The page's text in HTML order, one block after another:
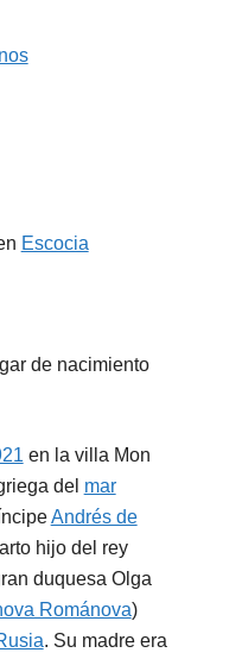
Escocia
de nacimiento
en la villa Mon
del mar
Andrés de
hijo del rey
duquesa Olga
Románova)
. Su madre era